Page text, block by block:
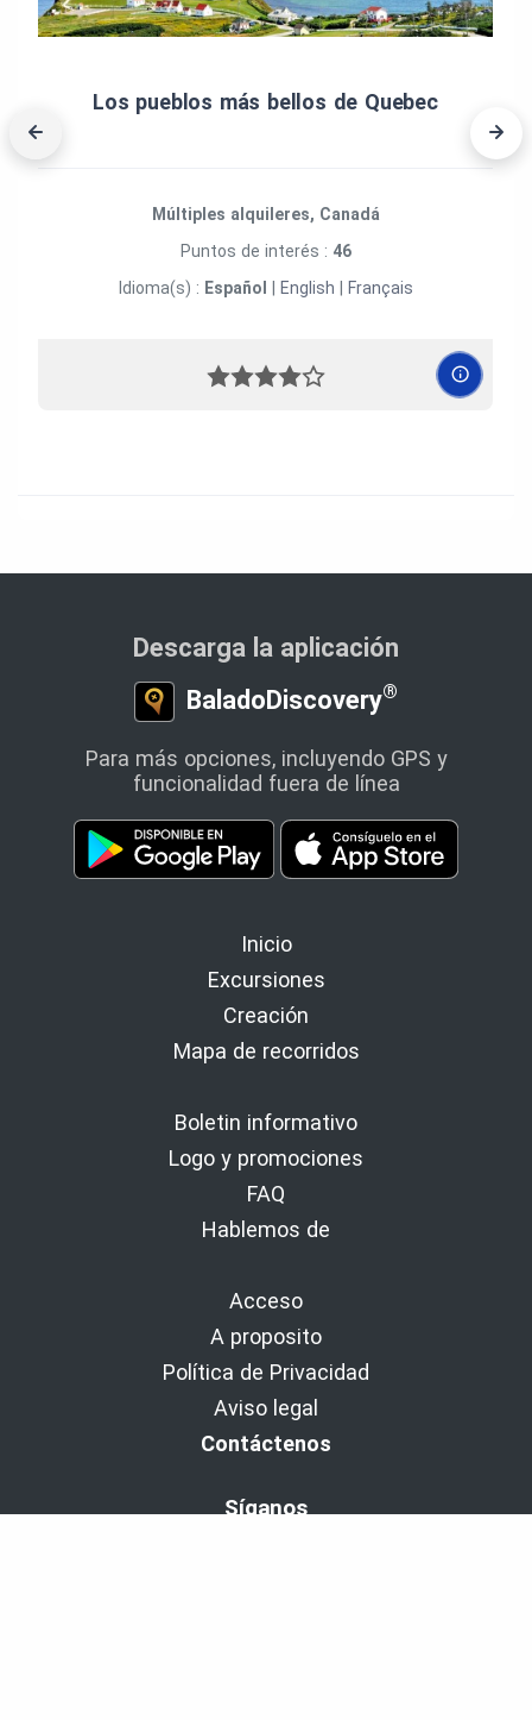
Los pueblos más bellos de Quebec
Múltiples alquileres, Canadá
Puntos de interés : 46
Idioma(s) : Español | English | Français
Descarga la aplicación
BaladoDiscovery®
Para más opciones, incluyendo GPS y
funcionalidad fuera de línea
Inicio
Excursiones
Creación
Mapa de recorridos
Boletin informativo
Logo y promociones
FAQ
Hablemos de
Acceso
A proposito
Política de Privacidad
Aviso legal
Contáctenos
Síganos